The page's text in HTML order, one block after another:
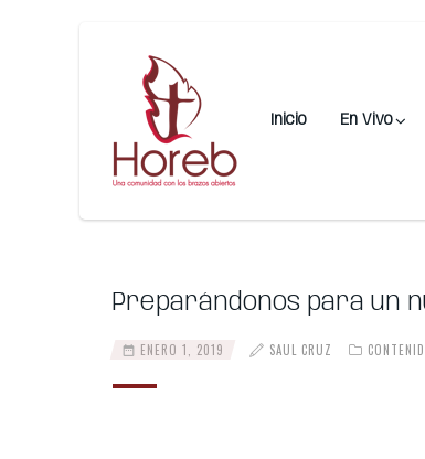
Inicio En Vivo
Preparándonos para un
ENERO 1, 2019 SAUL CRUZ